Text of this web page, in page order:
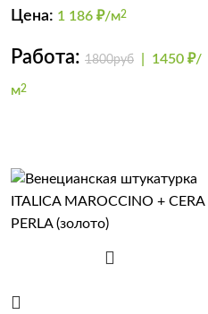
CERA SMALTO
Цена: 1 186 ₽/м2
Работа: 1800руб 1450 ₽/
м2